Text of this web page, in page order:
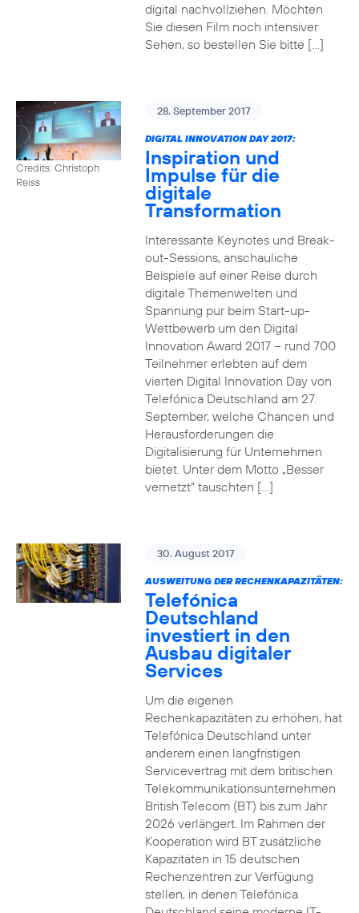
digital nachvollziehen. Möchten
Sie diesen Film noch intensiver
Sehen, so bestellen Sie bitte […]
Credits: Christoph
Reiss
28. September 2017
DIGITAL INNOVATION DAY 2017:
Inspiration und
Impulse für die
digitale
Transformation
Interessante Keynotes und Break-
out-Sessions, anschauliche
Beispiele auf einer Reise durch
digitale Themenwelten und
Spannung pur beim Start-up-
Wettbewerb um den Digital
Innovation Award 2017 – rund 700
Teilnehmer erlebten auf dem
vierten Digital Innovation Day von
Telefónica Deutschland am 27.
September, welche Chancen und
Herausforderungen die
Digitalisierung für Unternehmen
bietet. Unter dem Motto „Besser
vernetzt“ tauschten […]
30. August 2017
AUSWEITUNG DER RECHENKAPAZITÄTEN:
Telefónica
Deutschland
investiert in den
Ausbau digitaler
Services
Um die eigenen
Rechenkapazitäten zu erhöhen, hat
Telefónica Deutschland unter
anderem einen langfristigen
Servicevertrag mit dem britischen
Telekommunikationsunternehmen
British Telecom (BT) bis zum Jahr
2026 verlängert. Im Rahmen der
Kooperation wird BT zusätzliche
Kapazitäten in 15 deutschen
Rechenzentren zur Verfügung
stellen, in denen Telefónica